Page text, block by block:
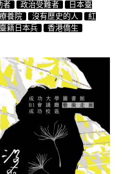
者 政治受難者
日本臺
養院 沒有歷史的人
紅
臺籍日本兵 香港僑生